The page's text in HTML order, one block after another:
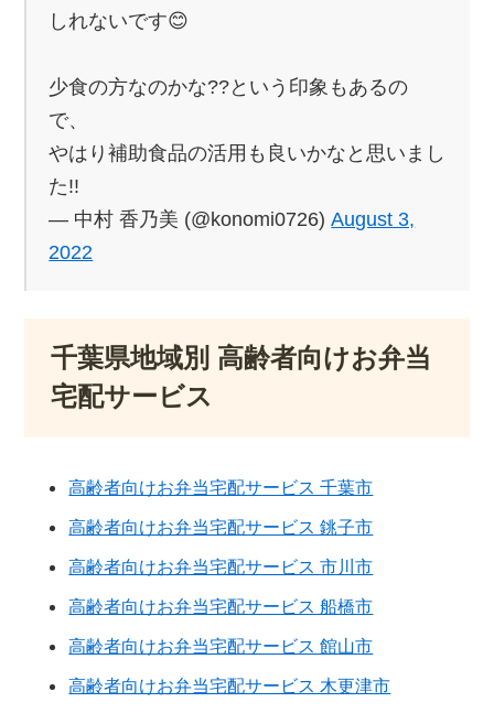
しれないです😊
少食の方なのかな??という印象もあるの
で、
やはり補助食品の活用も良いかなと思いまし
た!!
— 中村 香乃美 (@konomi0726)August 3,
2022
千葉県地域別 高齢者向けお弁当
宅配サービス
高齢者向けお弁当宅配サービス 千葉市
高齢者向けお弁当宅配サービス 銚子市
高齢者向けお弁当宅配サービス 市川市
高齢者向けお弁当宅配サービス 船橋市
高齢者向けお弁当宅配サービス 館山市
高齢者向けお弁当宅配サービス 木更津市